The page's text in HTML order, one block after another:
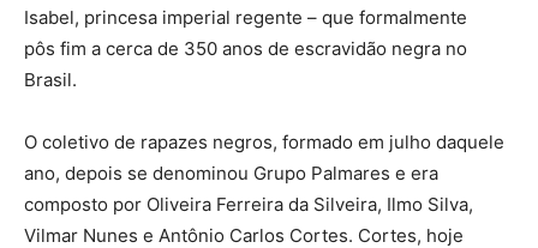
Isabel, princesa imperial regente – que formalmente
pôs fim a cerca de 350 anos de escravidão negra no
Brasil.
O coletivo de rapazes negros, formado em julho daquele
ano, depois se denominou Grupo Palmares e era
composto por Oliveira Ferreira da Silveira, Ilmo Silva,
Vilmar Nunes e Antônio Carlos Cortes. Cortes, hoje